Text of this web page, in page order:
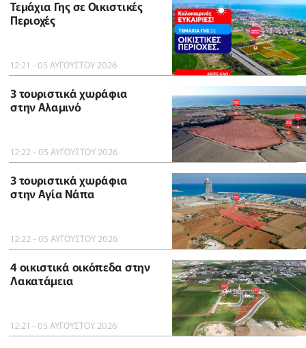
Τεμάχια Γης σε Οικιστικές
Περιοχές
12:21 - 05 ΑΥΓΟΥΣΤΟΥ 2026
3 τουριστικά χωράφια
στην Αλαμινό
12:22 - 05 ΑΥΓΟΥΣΤΟΥ 2026
3 τουριστικά χωράφια
στην Αγία Νάπα
12:22 - 05 ΑΥΓΟΥΣΤΟΥ 2026
4 οικιστικά οικόπεδα στην
Λακατάμεια
12:21 - 05 ΑΥΓΟΥΣΤΟΥ 2026